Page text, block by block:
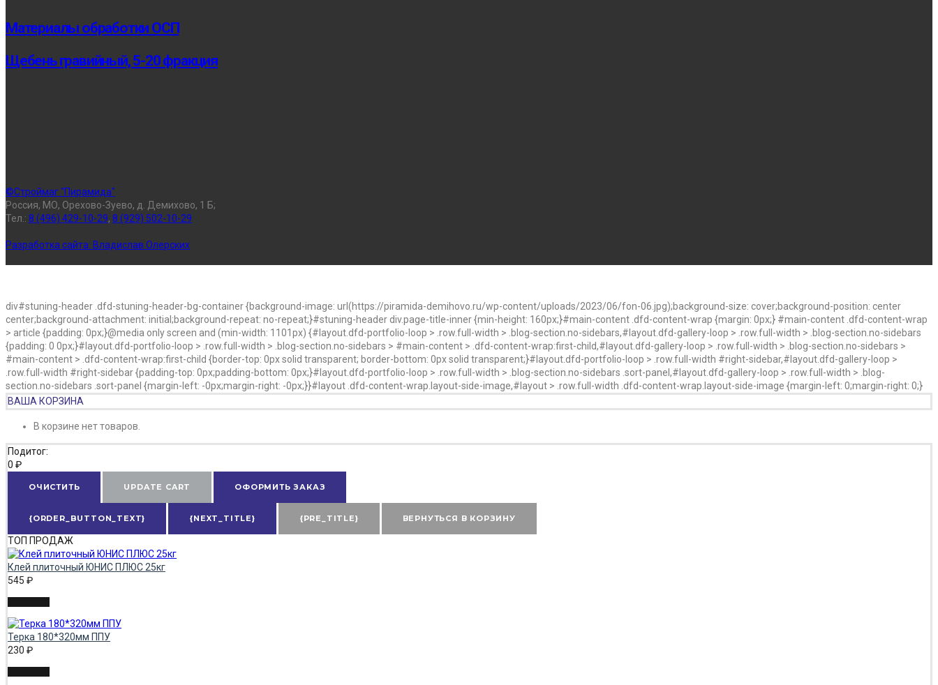
Материалы обработки ОСП
Щебень гравийный, 5-20 фракция
©Строймаг "Пирамида"
Россия, МО, Орехово-Зуево, д. Демихово, 1 Б;
Тел.: 8 (496) 429-10-29, 8 (929) 502-10-29
Разработка сайта: Владислав Олерских
div#stuning-header .dfd-stuning-header-bg-container {background-image: url(https://piramida-demihovo.ru/wp-content/uploads/2023/06/fon-06.jpg);background-size: cover;background-position: center
center;background-attachment: initial;background-repeat: no-repeat;}#stuning-header div.page-title-inner {min-height: 160px;}#main-content .dfd-content-wrap {margin: 0px;} #main-content .dfd-content-wrap
> article {padding: 0px;}@media only screen and (min-width: 1101px) {#layout.dfd-portfolio-loop > .row.full-width > .blog-section.no-sidebars,#layout.dfd-gallery-loop > .row.full-width > .blog-section.no-sidebars
{padding: 0 0px;}#layout.dfd-portfolio-loop > .row.full-width > .blog-section.no-sidebars > #main-content > .dfd-content-wrap:first-child,#layout.dfd-gallery-loop > .row.full-width > .blog-section.no-sidebars >
#main-content > .dfd-content-wrap:first-child {border-top: 0px solid transparent; border-bottom: 0px solid transparent;}#layout.dfd-portfolio-loop > .row.full-width #right-sidebar,#layout.dfd-gallery-loop >
.row.full-width #right-sidebar {padding-top: 0px;padding-bottom: 0px;}#layout.dfd-portfolio-loop > .row.full-width > .blog-section.no-sidebars .sort-panel,#layout.dfd-gallery-loop > .row.full-width > .blog-
section.no-sidebars .sort-panel {margin-left: -0px;margin-right: -0px;}}#layout .dfd-content-wrap.layout-side-image,#layout > .row.full-width .dfd-content-wrap.layout-side-image {margin-left: 0;margin-right: 0;}
ВАША КОРЗИНА
В корзине нет товаров.
Подитог:
0 ₽
ОЧИСТИТЬ UPDATE CART ОФОРМИТЬ ЗАКАЗ
{ORDER_BUTTON_TEXT} {NEXT_TITLE} {PRE_TITLE} ВЕРНУТЬСЯ В КОРЗИНУ
ТОП ПРОДАЖ
Клей плиточный ЮНИС ПЛЮС 25кг
545 ₽
Терка 180*320мм ППУ
230 ₽